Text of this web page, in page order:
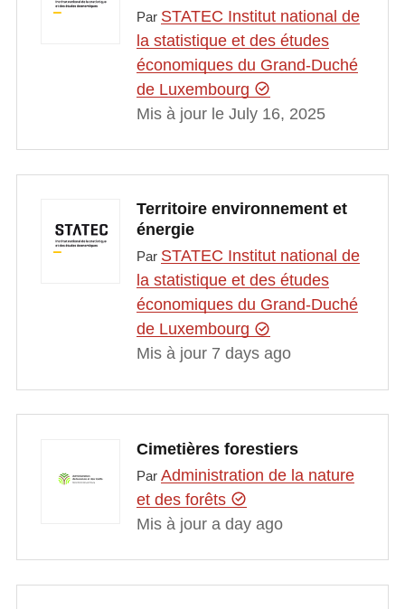
Par STATEC Institut national de
la statistique et des études
économiques du Grand-Duché
de Luxembourg
Mis à jour le July 16, 2025
Territoire environnement et
énergie
Par STATEC Institut national de
la statistique et des études
économiques du Grand-Duché
de Luxembourg
Mis à jour 7 days ago
Cimetières forestiers
Par Administration de la nature
et des forêts
Mis à jour a day ago